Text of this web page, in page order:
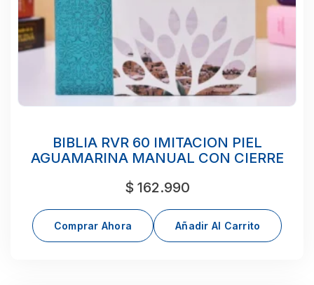
BIBLIA RVR 60 IMITACION PIEL
AGUAMARINA MANUAL CON CIERRE
$ 162.990
Comprar Ahora Añadir Al Carrito